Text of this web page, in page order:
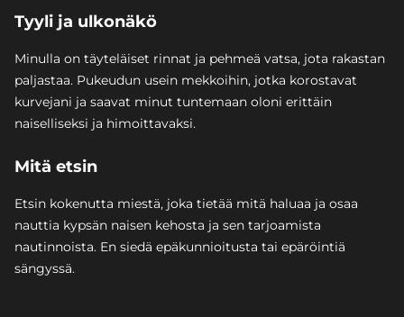
Tyyli ja ulkonäkö
Minulla on täyteläiset rinnat ja pehmeä vatsa, jota rakastan
paljastaa. Pukeudun usein mekkoihin, jotka korostavat
kurvejani ja saavat minut tuntemaan oloni erittäin
naiselliseksi ja himoittavaksi.
Mitä etsin
Etsin kokenutta miestä, joka tietää mitä haluaa ja osaa
nauttia kypsän naisen kehosta ja sen tarjoamista
nautinnoista. En siedä epäkunnioitusta tai epäröintiä
sängyssä.